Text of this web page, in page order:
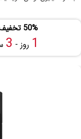
50% تخفیف همه محصولات ویژه تابستان
1 روز - 3